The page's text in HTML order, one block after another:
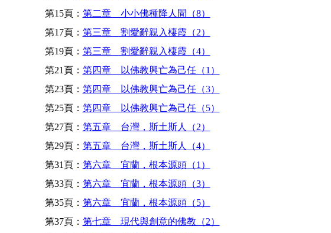
第15頁： 第二章 小小佛種降人間（8）
第17頁： 第三章 割愛辭親入棲霞（2）
第19頁： 第三章 割愛辭親入棲霞（4）
第21頁： 第四章 以佛教興亡為己任（1）
第23頁： 第四章 以佛教興亡為己任（3）
第25頁： 第四章 以佛教興亡為己任（5）
第27頁： 第五章 台灣，斯土斯人（2）
第29頁： 第五章 台灣，斯土斯人（4）
第31頁： 第六章 宜蘭，根本源頭（1）
第33頁： 第六章 宜蘭，根本源頭（3）
第35頁： 第六章 宜蘭，根本源頭（5）
第37頁： 第七章 現代與創意的佛教（2）